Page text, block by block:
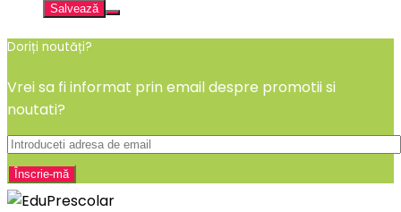
Salvează
Doriți noutăți?
Vrei sa fi informat prin email despre promotii si
noutati?